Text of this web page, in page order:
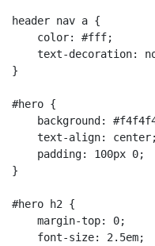
header nav a {
    color: #fff;
text-decoration:
}
#hero {
background:
    text-align: center;
    padding: 100px 0;
}
#hero h2 {
    margin-top: 0;
    font-size: 2.5em;